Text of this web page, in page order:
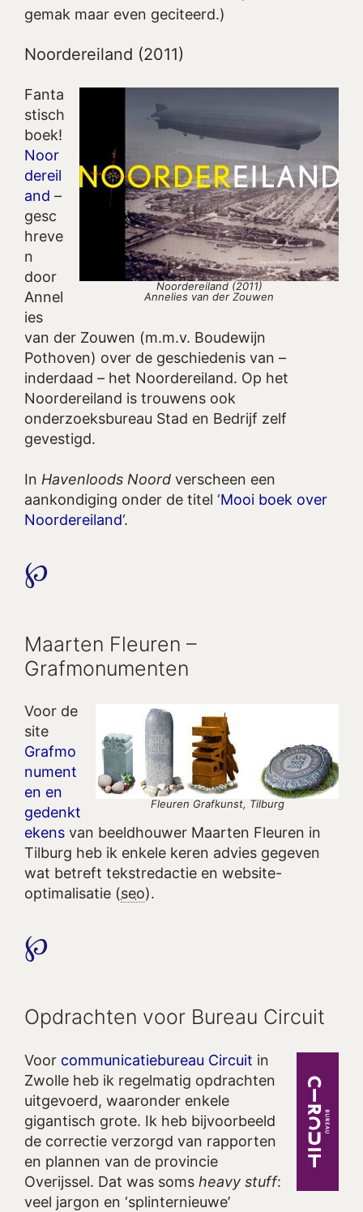
gemak maar even geciteerd.)
Noordereiland (2011)
Noordereiland (2011)
Annelies van der Zouwen
Fanta
stisch
boek!
Noor
dereil
and –
gesc
hreve
n
door
Annel
ies
van der Zouwen (m.m.v. Boudewijn
Pothoven) over de geschiedenis van –
inderdaad – het Noordereiland. Op het
Noordereiland is trouwens ook
onderzoeksbureau Stad en Bedrijf zelf
gevestigd.
In Havenloods Noord verscheen een
aankondiging onder de titel ‘Mooi boek over
Noordereiland‘.
℘
Maarten Fleuren –
Grafmonumenten
Fleuren Grafkunst, Tilburg
Voor de
site
Grafmo
nument
en en
gedenkt
ekens van beeldhouwer Maarten Fleuren in
Tilburg heb ik enkele keren advies gegeven
wat betreft tekstredactie en website-
optimalisatie (seo).
℘
Opdrachten voor Bureau Circuit
Voor communicatiebureau Circuit in
Zwolle heb ik regelmatig opdrachten
uitgevoerd, waaronder enkele
gigantisch grote. Ik heb bijvoorbeeld
de correctie verzorgd van rapporten
en plannen van de provincie
Overijssel. Dat was soms heavy stuff:
veel jargon en ‘splinternieuwe’